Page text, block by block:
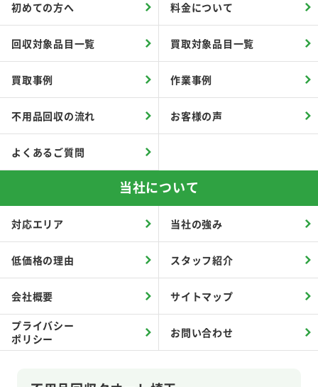
初めての方へ 料金について
回収対象品目一覧 買取対象品目一覧
買取事例 作業事例
不用品回収の流れ お客様の声
よくあるご質問
当社について
対応エリア 当社の強み
低価格の理由 スタッフ紹介
会社概要 サイトマップ
プライバシー
ポリシー
お問い合わせ